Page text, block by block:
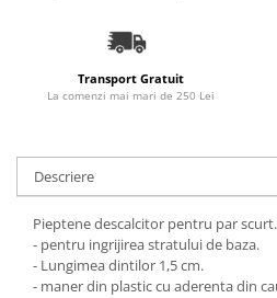
Transport Gratuit
La comenzi mai mari de 250 Lei
Descriere
Pieptene descalcitor pentru par scurt.
- pentru ingrijirea stratului de baza.
- Lungimea dintilor 1,5 cm.
- maner din plastic cu aderenta din